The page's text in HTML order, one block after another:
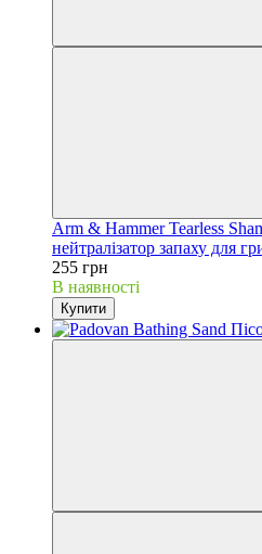
Arm & Hammer Tearless
нейтралізатор запаху для
255 грн
В наявності
Купити